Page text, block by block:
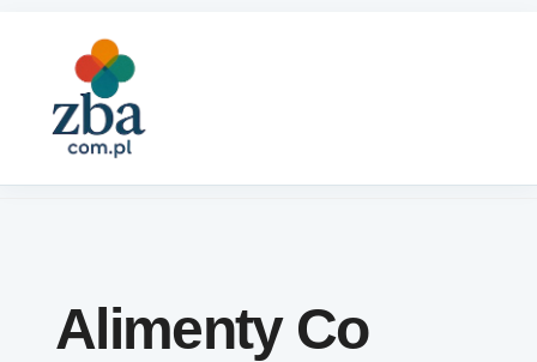
Alimenty Co